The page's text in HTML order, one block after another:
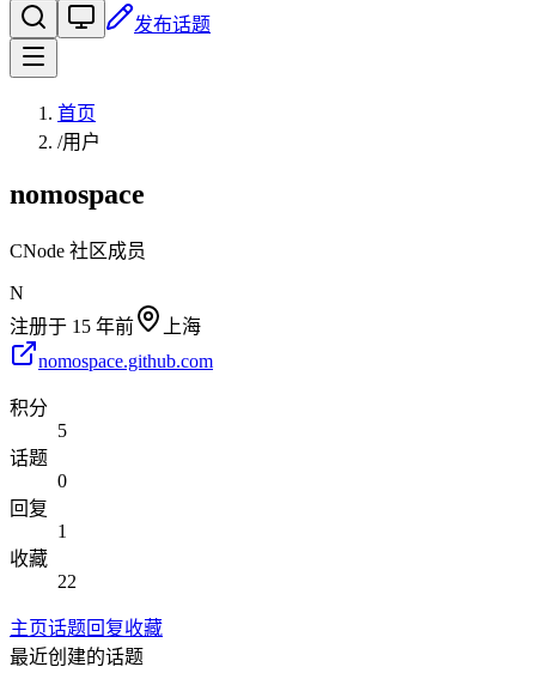
发布话题
首页
/用户
nomospace
CNode 社区成员
N
注册于 15 年前
上海
nomospace.github.com
积分
5
话题
0
回复
1
收藏
22
主页话题回复收藏
最近创建的话题